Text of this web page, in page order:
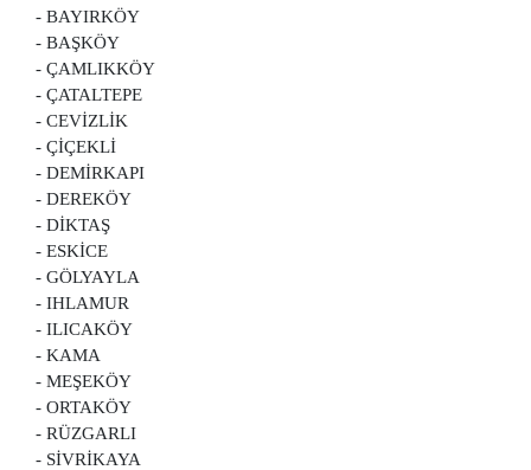
- BAYIRKÖY
- BAŞKÖY
- ÇAMLIKKÖY
- ÇATALTEPE
- CEVİZLİK
- ÇİÇEKLİ
- DEMİRKAPI
- DEREKÖY
- DİKTAŞ
- ESKİCE
- GÖLYAYLA
- IHLAMUR
- ILICAKÖY
- KAMA
- MEŞEKÖY
- ORTAKÖY
- RÜZGARLI
- SİVRİKAYA